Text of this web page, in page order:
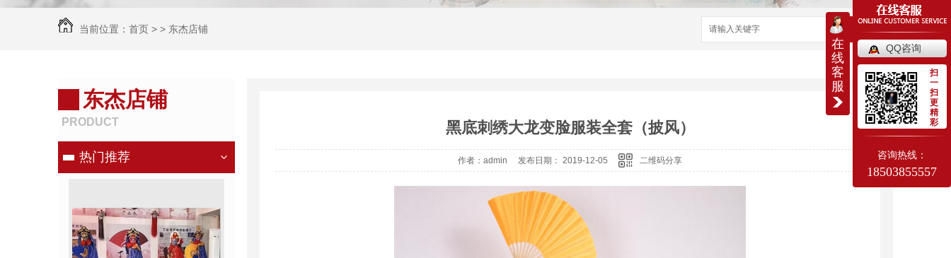
当前位置： 首页 > > 东杰店铺 搜索
东杰店铺
PRODUCT
热门推荐
黑底刺绣大龙变脸服装全套（披风）
作者：admin 发布日期： 2019-12-05 二维码分享
在
线
客
服
QQ咨询
扫
一
扫
更
精
彩
咨询热线：
18503855557